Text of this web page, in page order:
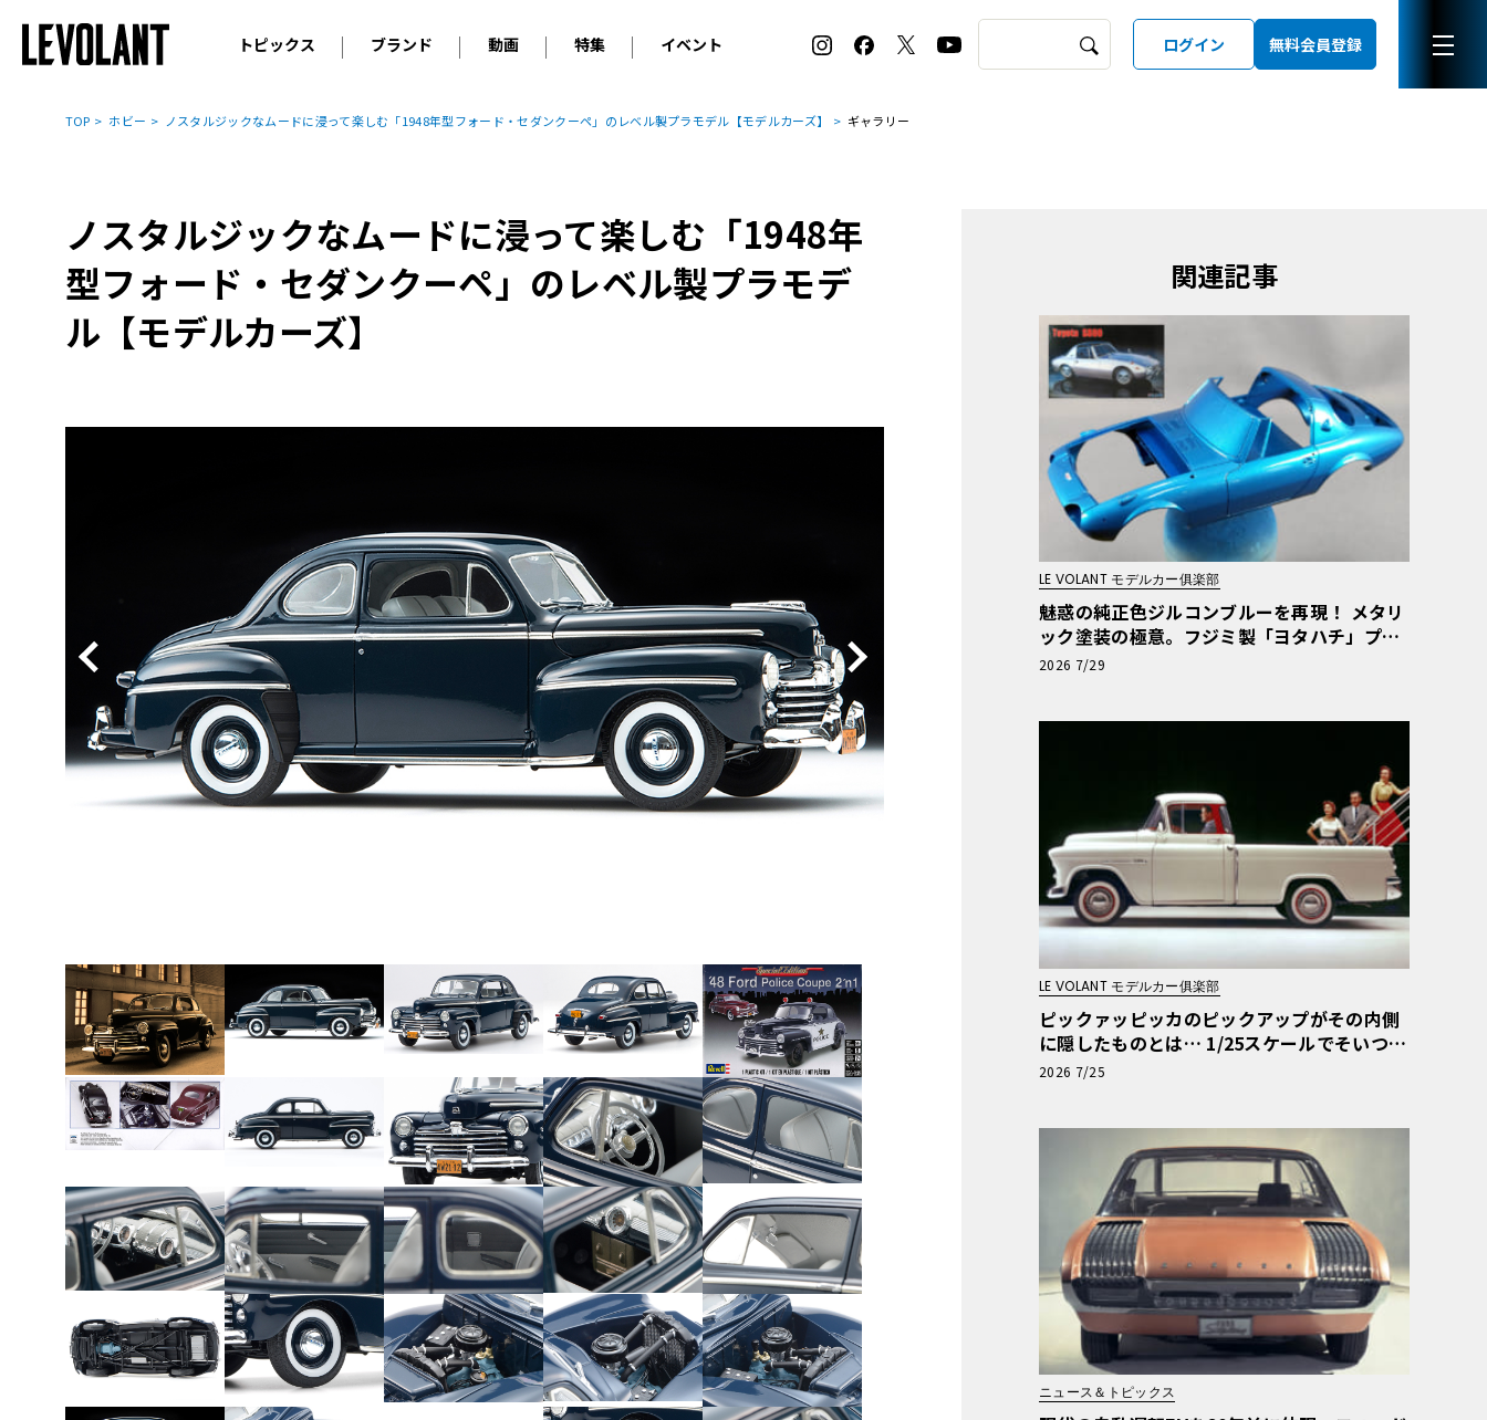
トピックス
ニュース
コラム
ブランド
輸入車 アウディ BMW
アルピナ
プジョー
ルノー
アバルト
アルファ・ロメオ
フェラーリ
フィアット
ランボルギーニ
マセラティ
アストン・マーティン
その他
国産車 レクサス トヨタ
日産
スバル
マツダ
三菱
ダイハツ
スズキ
動画
オリジナル動画
特集
2026 サマータイヤ＆ホイール バイヤーズガイド
ホイールカタログ
タイヤ特集
イベント
ル・ボラン カーズ・ミート2026横浜
EV:LIFE KOBE 2025
ル・ボラン カーズ・ミート2025横浜
ログイン 無料会員登録
TOP ホビー ノスタルジックなムードに浸って楽しむ「1948年型フォード・セダンクーペ」のレベル製プラモデル【モデルカーズ】 ギャラリー
ノスタルジックなムードに浸って楽しむ「1948年
型フォード・セダンクーペ」のレベル製プラモデ
ル【モデルカーズ】
関連記事
LE VOLANT モデルカー俱楽部
魅惑の純正色ジルコンブルーを再現！ メタリ
ック塗装の極意。フジミ製「ヨタハチ」プラ
モをイマドキ流の作り方で仕上げてみよう！
2026 7/29
LE VOLANT モデルカー俱楽部
ピックァッピッカのピックアップがその内側
に隠したものとは… 1/25スケールでそいつの
正体を確かめる【アメリカンカープラモ・ク
2026 7/25
ニュース＆トピックス